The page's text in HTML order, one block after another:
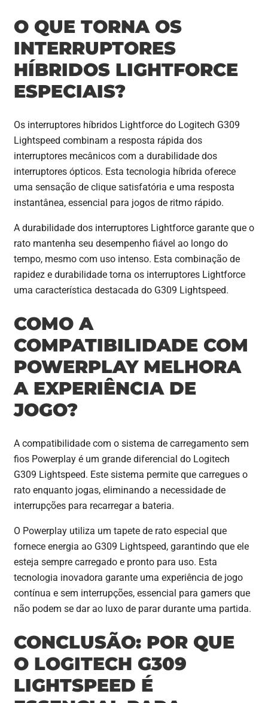
O QUE TORNA OS
INTERRUPTORES
HÍBRIDOS LIGHTFORCE
ESPECIAIS?
Os interruptores híbridos Lightforce do Logitech G309
Lightspeed combinam a resposta rápida dos
interruptores mecânicos com a durabilidade dos
interruptores ópticos. Esta tecnologia híbrida oferece
uma sensação de clique satisfatória e uma resposta
instantânea, essencial para jogos de ritmo rápido.
A durabilidade dos interruptores Lightforce garante que o
rato mantenha seu desempenho fiável ao longo do
tempo, mesmo com uso intenso. Esta combinação de
rapidez e durabilidade torna os interruptores Lightforce
uma característica destacada do G309 Lightspeed.
COMO A
COMPATIBILIDADE COM
POWERPLAY MELHORA
A EXPERIÊNCIA DE
JOGO?
A compatibilidade com o sistema de carregamento sem
fios Powerplay é um grande diferencial do Logitech
G309 Lightspeed. Este sistema permite que carregues o
rato enquanto jogas, eliminando a necessidade de
interrupções para recarregar a bateria.
O Powerplay utiliza um tapete de rato especial que
fornece energia ao G309 Lightspeed, garantindo que ele
esteja sempre carregado e pronto para uso. Esta
tecnologia inovadora garante uma experiência de jogo
contínua e sem interrupções, essencial para gamers que
não podem se dar ao luxo de parar durante uma partida.
CONCLUSÃO: POR QUE
O LOGITECH G309
LIGHTSPEED É